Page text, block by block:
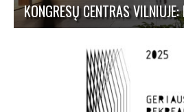
KONGRESŲ CENTRAS